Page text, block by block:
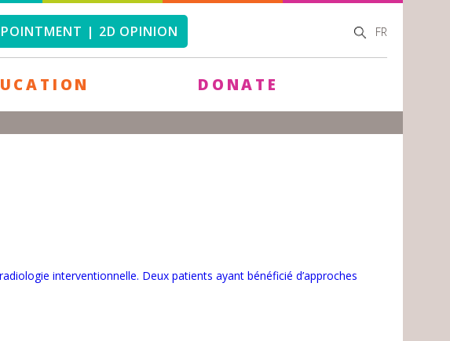
| 2D OPINION SEARCH
FORM
SEARCH
FR
DONATE
interventionnelle. Deux patients ayant bénéficié d’approches